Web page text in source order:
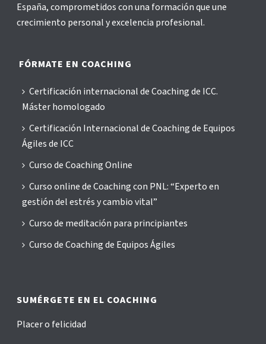
España, comprometidos con una formación que une
crecimiento personal y excelencia profesional.
FÓRMATE EN COACHING
Certificación internacional de Coaching de ICC.
Máster homologado
Certificación Internacional de Coaching de Equipos
Ágiles de ICC
Curso de Coaching Online
Curso online de Coaching con PNL: “Experto en
gestión del estrés y cambio vital”
Curso de meditación para principiantes
Curso de Coaching de Equipos Ágiles
SUMÉRGETE EN EL COACHING
Placer o felicidad